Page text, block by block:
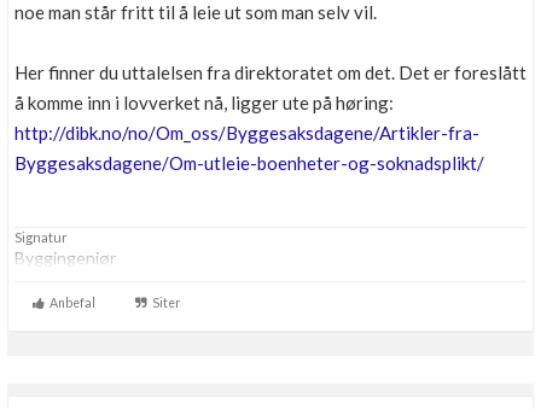
noe man står fritt til å leie ut som man selv vil.
Her finner du uttalelsen fra direktoratet om det. Det er foreslått
å komme inn i lovverket nå, ligger ute på høring:
http://dibk.no/no/Om_oss/Byggesaksdagene/Artikler-fra-
Byggesaksdagene/Om-utleie-boenheter-og-soknadsplikt/
Signatur
Byggingeniør
Anbefal Siter